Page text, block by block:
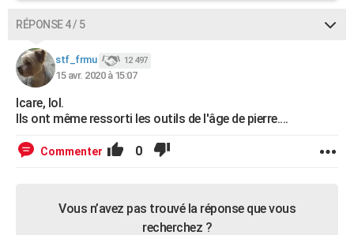
RÉPONSE 4 / 5
stf_frmu 12 497
15 avr. 2020 à 15:07
Icare, lol.
Ils ont même ressorti les outils de l'âge de pierre....
Commenter 0
Vous n’avez pas trouvé la réponse que vous
recherchez ?